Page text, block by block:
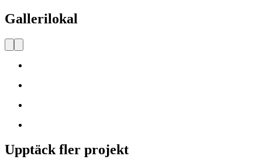
Gallerilokal
Upptäck fler projekt